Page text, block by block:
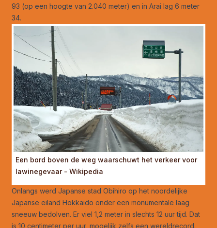
93 (op een hoogte van 2.040 meter) en in Arai lag 6 meter
34.
Een bord boven de weg waarschuwt het verkeer voor
lawinegevaar - Wikipedia
Onlangs werd Japanse stad Obihiro op het noordelijke
Japanse eiland Hokkaido onder een monumentale laag
sneeuw bedolven. Er viel 1,2 meter in slechts 12 uur tijd. Dat
is 10 centimeter per uur, mogelijk zelfs een wereldrecord.